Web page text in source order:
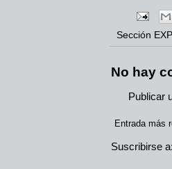
Sección
No hay
Publicar
Entrada más
Suscribirse